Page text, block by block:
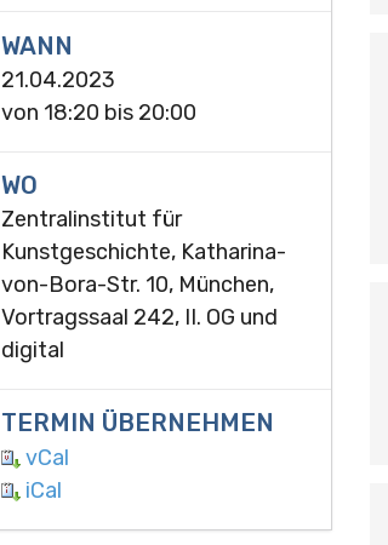
WANN
21.04.2023
von 18:20 bis 20:00
WO
Zentralinstitut für
Kunstgeschichte, Katharina-
von-Bora-Str. 10, München,
Vortragssaal 242, II. OG und
digital
TERMIN ÜBERNEHMEN
vCal
iCal